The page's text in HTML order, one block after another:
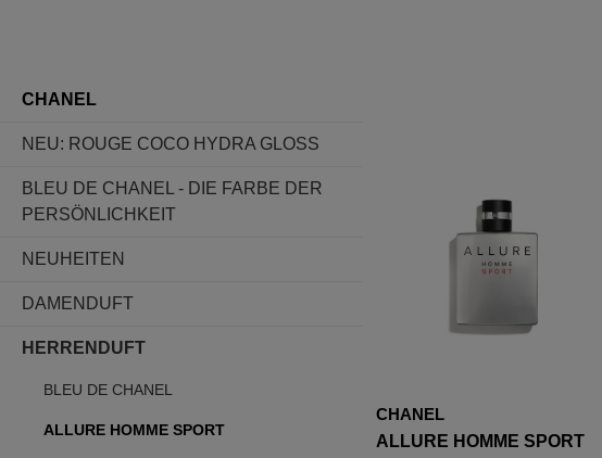
CHANEL
NEU: ROUGE COCO HYDRA GLOSS
BLEU DE CHANEL - DIE FARBE DER
PERSÖNLICHKEIT
NEUHEITEN
DAMENDUFT
HERRENDUFT
BLEU DE CHANEL
ALLURE HOMME SPORT
CHANEL
ALLURE HOMME SPORT